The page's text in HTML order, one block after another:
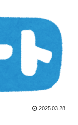
2025.03.28